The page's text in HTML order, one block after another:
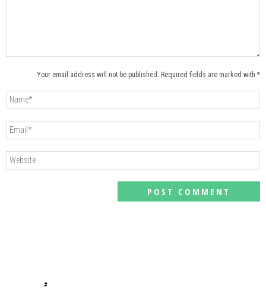
Your email address will not be published. Required fields are marked with *
#